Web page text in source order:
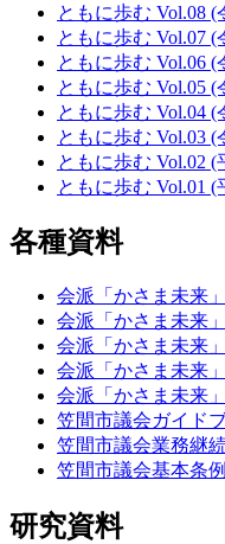
ともに歩む Vol.08 (
ともに歩む Vol.07 (
ともに歩む Vol.06 (
ともに歩む Vol.05 (
ともに歩む Vol.04 (
ともに歩む Vol.03 (
ともに歩む Vol.02 (
ともに歩む Vol.01 (
各種資料
会派「かさま未来
会派「かさま未来
会派「かさま未来
会派「かさま未来
会派「かさま未来
笠間市議会ガイド
笠間市議会業務継
笠間市議会基本条例
研究資料